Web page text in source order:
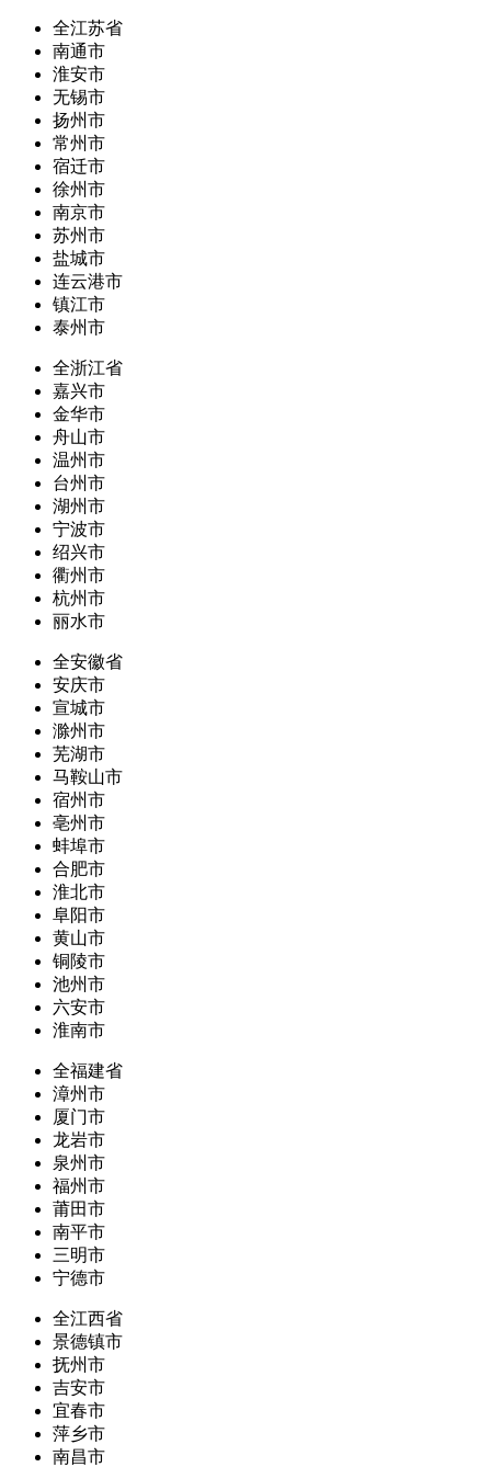
全江苏省
南通市
淮安市
无锡市
扬州市
常州市
宿迁市
徐州市
南京市
苏州市
盐城市
连云港市
镇江市
泰州市
全浙江省
嘉兴市
金华市
舟山市
温州市
台州市
湖州市
宁波市
绍兴市
衢州市
杭州市
丽水市
全安徽省
安庆市
宣城市
滁州市
芜湖市
马鞍山市
宿州市
亳州市
蚌埠市
合肥市
淮北市
阜阳市
黄山市
铜陵市
池州市
六安市
淮南市
全福建省
漳州市
厦门市
龙岩市
泉州市
福州市
莆田市
南平市
三明市
宁德市
全江西省
景德镇市
抚州市
吉安市
宜春市
萍乡市
南昌市